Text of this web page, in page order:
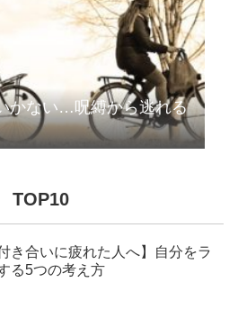
かない…呪縛から逃れる
TOP10
付き合いに疲れた人へ】自分をラ
る5つの考え方